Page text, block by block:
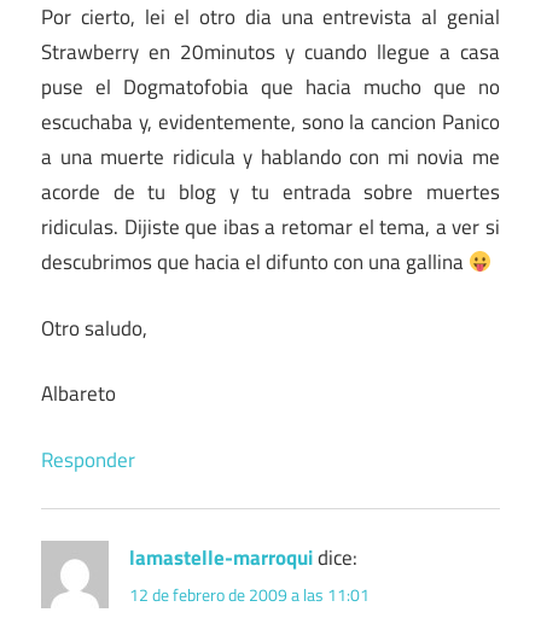
Por cierto, lei el otro dia una entrevista al genial
Strawberry en 20minutos y cuando llegue a casa
puse el Dogmatofobia que hacia mucho que no
escuchaba y, evidentemente, sono la cancion Panico
a una muerte ridicula y hablando con mi novia me
acorde de tu blog y tu entrada sobre muertes
ridiculas. Dijiste que ibas a retomar el tema, a ver si
descubrimos que hacia el difunto con una gallina
Otro saludo,
Albareto
Responder
lamastelle-marroquidice:
12 de febrero de 2009 a las 11:01